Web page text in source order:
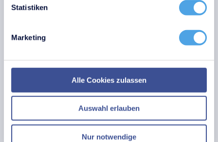
Statistiken
Marketing
Alle Cookies zulassen
Auswahl erlauben
Nur notwendige